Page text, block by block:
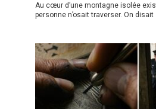
Au cœur d’une montagne isolée
personne n’osait traverser. On disait